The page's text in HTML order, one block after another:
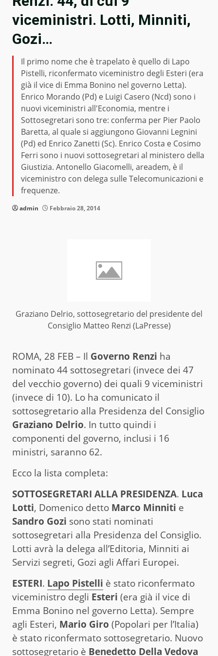
viceministri. Lotti, Minniti,
Gozi…
Il primo nome che è trapelato è quello di Lapo
Pistelli, riconfermato viceministro degli Esteri (era
già il vice di Emma Bonino nel governo Letta).
Enrico Morando (Pd) e Luigi Casero (Ncd) sono i
nuovi viceministri all'Economia, mentre i
Sottosegretari sono tre: conferma per Pier Paolo
Baretta, al quale si aggiungono Giovanni Legnini
(Pd) ed Enrico Zanetti (Sc). Enrico Costa e Cosimo
Ferri sono i nuovi sottosegretari al ministero della
Giustizia. Antonello Giacomelli, areadem, è il
viceministro con delega sulle Telecomunicazioni e
frequenze.
admin Febbraio 28, 2014
Graziano Delrio, sottosegretario del presidente del
Consiglio Matteo Renzi (LaPresse)
ROMA, 28 FEB – Il Governo Renzi ha
nominato 44 sottosegretari (invece dei 47
del vecchio governo) dei quali 9 viceministri
(invece di 10). Lo ha comunicato il
sottosegretario alla Presidenza del Consiglio
Graziano Delrio. In tutto quindi i
componenti del governo, inclusi i 16
ministri, saranno 62.
Ecco la lista completa:
SOTTOSEGRETARI ALLA PRESIDENZA. Luca
Lotti, Domenico detto Marco Minniti e
Sandro Gozi sono stati nominati
sottosegretari alla Presidenza del Consiglio.
Lotti avrà la delega all’Editoria, Minniti ai
Servizi segreti, Gozi agli Affari Europei.
ESTERI. Lapo Pistelli è stato riconfermato
viceministro degli Esteri (era già il vice di
Emma Bonino nel governo Letta). Sempre
agli Esteri, Mario Giro (Popolari per l’Italia)
è stato riconfermato sottosegretario. Nuovo
sottosegretario è Benedetto Della Vedova